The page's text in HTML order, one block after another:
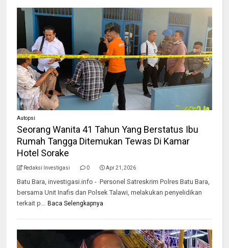
Autopsi
Seorang Wanita 41 Tahun Yang Berstatus Ibu
Rumah Tangga Ditemukan Tewas Di Kamar
Hotel Sorake
Redaksi Investigasi 0 Apr 21, 2026
Batu Bara, investigasi.info - Personel Satreskrim Polres Batu Bara,
bersama Unit Inafis dan Polsek Talawi, melakukan penyelidikan
terkait p...
Baca Selengkapnya